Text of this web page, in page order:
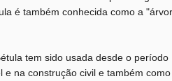
é também conhecida como a
tem sido usada desde o período
e na construção civil e também como